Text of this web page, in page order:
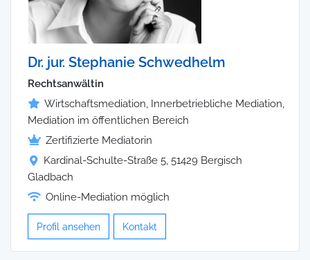
Dr. jur. Stephanie Schwedhelm
Rechtsanwältin
Wirtschaftsmediation, Innerbetriebliche Mediation,
Mediation im öffentlichen Bereich
Zertifizierte Mediatorin
Kardinal-Schulte-Straße 5, 51429 Bergisch
Gladbach
Online-Mediation möglich
Profil ansehen Kontakt